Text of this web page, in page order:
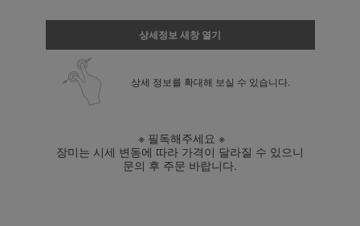
상세정보 새창 열기
상세 정보를 확대해 보실 수 있습니다.
※ 필독해주세요 ※
장미는 시세 변동에 따라 가격이 달라질 수 있으니
문의 후 주문 바랍니다.